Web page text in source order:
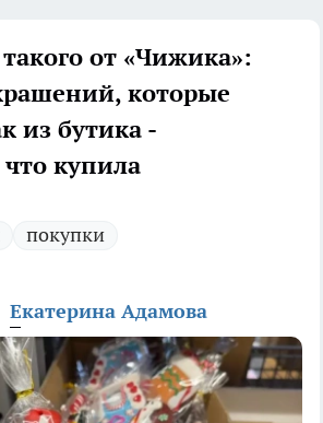
от «Чижика»:
которые
из бутика -
купила
покупки
Екатерина Адамова